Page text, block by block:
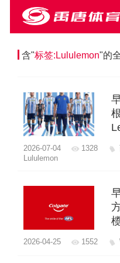
含"标签:Lululemon"的
2026-07-04 1328
Lululemon
2026-04-25 1552